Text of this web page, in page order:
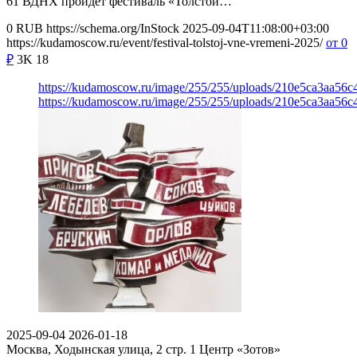
0 RUB https://schema.org/InStock 2025-09-04T11:08:00+03:00
https://kudamoscow.ru/event/festival-tolstoj-vne-vremeni-2025/ от 0
₽ 3K 18
https://kudamoscow.ru/image/255/255/uploads/
https://kudamoscow.ru/image/255/255/uploads/
2025-09-04 2026-01-18
Москва, Ходынская улица, 2 стр. 1 Центр «Зотов»